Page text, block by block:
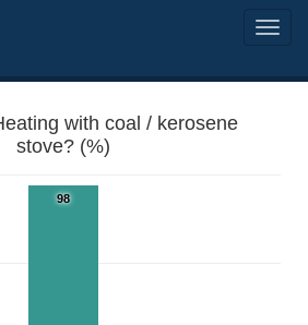
with coal / kerosene
stove? (%)
98